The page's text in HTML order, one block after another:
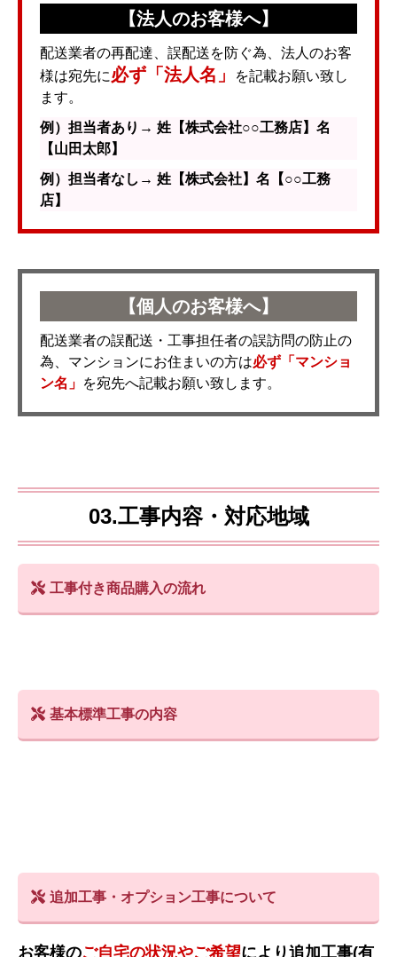
【法人のお客様へ】
配送業者の再配達、誤配送を防ぐ為、法人のお客
様は宛先に必ず「法人名」
を記載お願い致し
ます。
例）担当者あり→ 姓【株式会社○○工務店】名
【山田太郎】
例）担当者なし→ 姓【株式会社】名【○○工務
店】
【個人のお客様へ】
配送業者の誤配送・工事担任者の誤訪問の防止の
為、マンションにお住まいの方は必ず「マンショ
ン名」 を宛先へ記載お願い致します。
03.工事内容・対応地域
工事付き商品購入の流れ
基本標準工事の内容
追加工事・オプション工事について
お客様のご自宅の状況やご希望により追加工事(有